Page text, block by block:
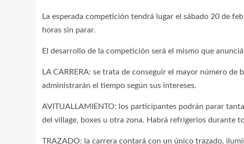
La esperada competición tendrá lugar el sábado 20 de
horas sin parar.
El desarrollo de la competición será el mismo que
LA CARRERA: se trata de conseguir el mayor número
administrarán el tiempo según sus intereses.
AVITUALLAMIENTO: los participantes podrán parar
del village, boxes u otra zona. Habrá refrigerios durante
TRAZADO: la carrera contará con un único trazado,